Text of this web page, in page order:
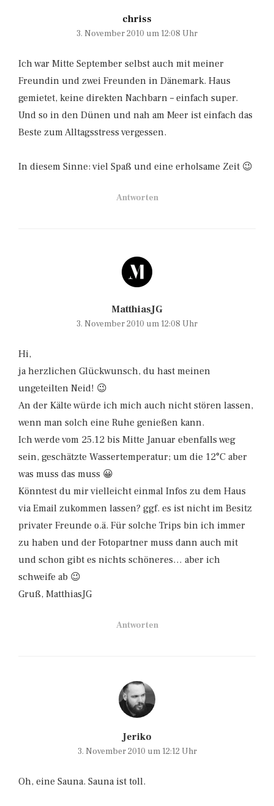
chriss
3. November 2010 um 12:08 Uhr
Ich war Mitte September selbst auch mit meiner
Freundin und zwei Freunden in Dänemark. Haus
gemietet, keine direkten Nachbarn – einfach super.
Und so in den Dünen und nah am Meer ist einfach das
Beste zum Alltagsstress vergessen.
In diesem Sinne: viel Spaß und eine erholsame Zeit 😉
Antworten
MatthiasJG
3. November 2010 um 12:08 Uhr
Hi,
ja herzlichen Glückwunsch, du hast meinen
ungeteilten Neid! 😉
An der Kälte würde ich mich auch nicht stören lassen,
wenn man solch eine Ruhe genießen kann.
Ich werde vom 25.12 bis Mitte Januar ebenfalls weg
sein, geschätzte Wassertemperatur; um die 12°C aber
was muss das muss 😀
Könntest du mir vielleicht einmal Infos zu dem Haus
via Email zukommen lassen? ggf. es ist nicht im Besitz
privater Freunde o.ä. Für solche Trips bin ich immer
zu haben und der Fotopartner muss dann auch mit
und schon gibt es nichts schöneres… aber ich
schweife ab 😉
Gruß, MatthiasJG
Antworten
Jeriko
3. November 2010 um 12:12 Uhr
Oh, eine Sauna. Sauna ist toll.